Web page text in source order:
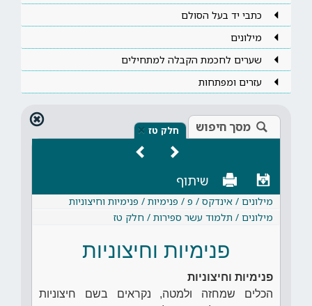
כתבי יד בעל הסולם
מילונים
שערים לחכמת הקבלה למתחילים
עזרים ומפתחות
מסך חיפוש חלק טז ×
שיתוף
מילונים / אינדקס / פ / פנימיות / פנימיות וחיצוניות
מילונים / תלמוד עשר ספירות / חלק טז
פנימיות וחיצוניות
פנימיות וחיצוניות
הכלים שמחזה ולמטה, נקראים בשם חיצוניות